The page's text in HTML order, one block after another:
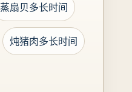
蒸扇贝多长时间
炖猪肉多长时间